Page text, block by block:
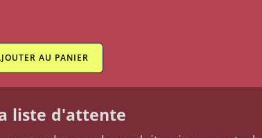
AU PANIER
liste d'attente